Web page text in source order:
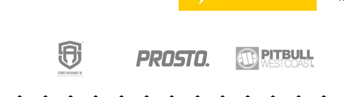
przednia kieszeń typu kangurka -
wysokiej jakości nieścieralne nadruki
wykonane specjalistyczną technologią
miękka dzianina - całość podszyta
brodą - idealna na bardzo niskie zimowe
temperatury - lekko elastyczny materiał